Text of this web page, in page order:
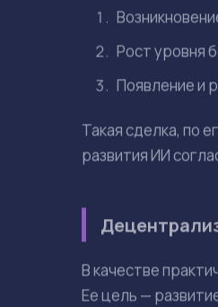
Бутерин
году и считают,
наивным и
По словам
Именно эта
Механизм